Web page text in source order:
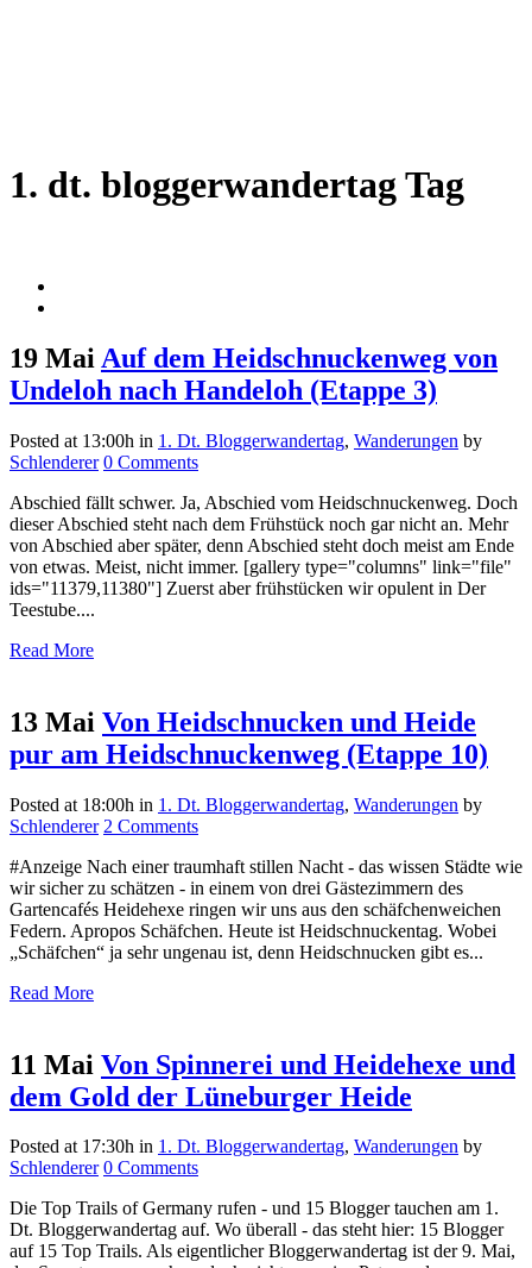
1. dt. bloggerwandertag Tag
19 Mai Auf dem Heidschnuckenweg von
Undeloh nach Handeloh (Etappe 3)
Posted at 13:00h in 1. Dt. Bloggerwandertag, Wanderungen by
Schlenderer 0 Comments
Abschied fällt schwer. Ja, Abschied vom Heidschnuckenweg. Doch
dieser Abschied steht nach dem Frühstück noch gar nicht an. Mehr
von Abschied aber später, denn Abschied steht doch meist am Ende
von etwas. Meist, nicht immer. [gallery type="columns" link="file"
ids="11379,11380"] Zuerst aber frühstücken wir opulent in Der
Teestube....
Read More
13 Mai Von Heidschnucken und Heide
pur am Heidschnuckenweg (Etappe 10)
Posted at 18:00h in 1. Dt. Bloggerwandertag, Wanderungen by
Schlenderer 2 Comments
#Anzeige Nach einer traumhaft stillen Nacht - das wissen Städte wie
wir sicher zu schätzen - in einem von drei Gästezimmern des
Gartencafés Heidehexe ringen wir uns aus den schäfchenweichen
Federn. Apropos Schäfchen. Heute ist Heidschnuckentag. Wobei
„Schäfchen“ ja sehr ungenau ist, denn Heidschnucken gibt es...
Read More
11 Mai Von Spinnerei und Heidehexe und
dem Gold der Lüneburger Heide
Posted at 17:30h in 1. Dt. Bloggerwandertag, Wanderungen by
Schlenderer 0 Comments
Die Top Trails of Germany rufen - und 15 Blogger tauchen am 1.
Dt. Bloggerwandertag auf. Wo überall - das steht hier: 15 Blogger
auf 15 Top Trails. Als eigentlicher Bloggerwandertag ist der 9. Mai,